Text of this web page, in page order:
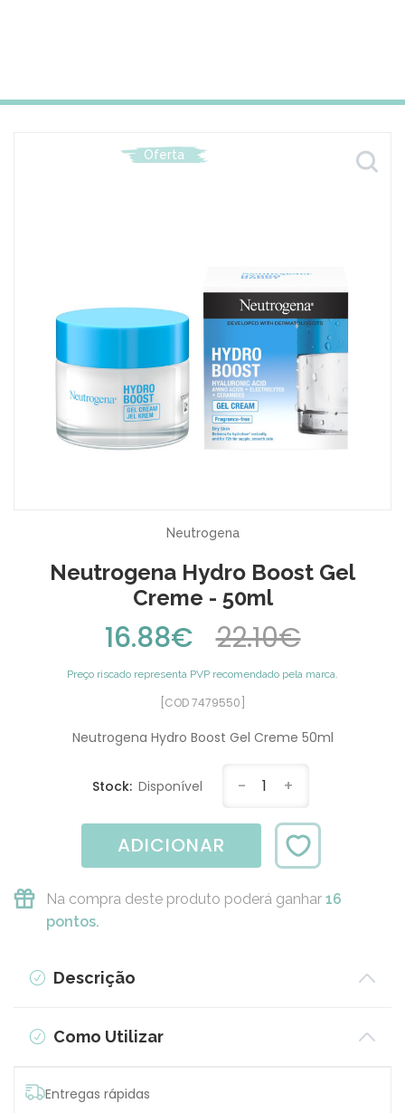
Oferta
Neutrogena
Neutrogena Hydro Boost Gel
Creme - 50ml
16.88€ 22.10€
Preço riscado representa PVP recomendado pela marca.
[COD 7479550]
Neutrogena Hydro Boost Gel Creme 50ml
Stock: Disponível - 1 +
ADICIONAR
Na compra deste produto poderá ganhar 16
pontos.
Descrição
Como Utilizar
Entregas rápidas